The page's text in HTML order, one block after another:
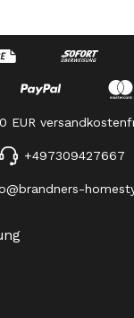
EUR
+497309427667